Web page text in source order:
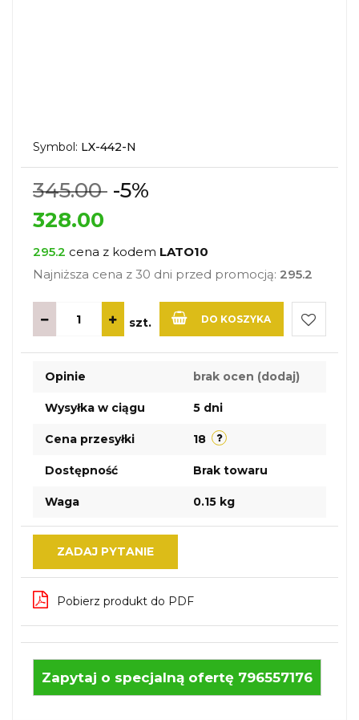
Symbol: LX-442-N
345.00 -5%
328.00
295.2 cena z kodem LATO10
Najniższa cena z 30 dni przed promocją: 295.2
szt. DO KOSZYKA
Do
Opinie brak ocen (dodaj)
Wysyłka w ciągu 5 dni
Cena przesyłki 18
Dostępność Brak towaru
Waga 0.15 kg
ZADAJ PYTANIE
Pobierz produkt do PDF
Zapytaj o specjalną ofertę 796557176